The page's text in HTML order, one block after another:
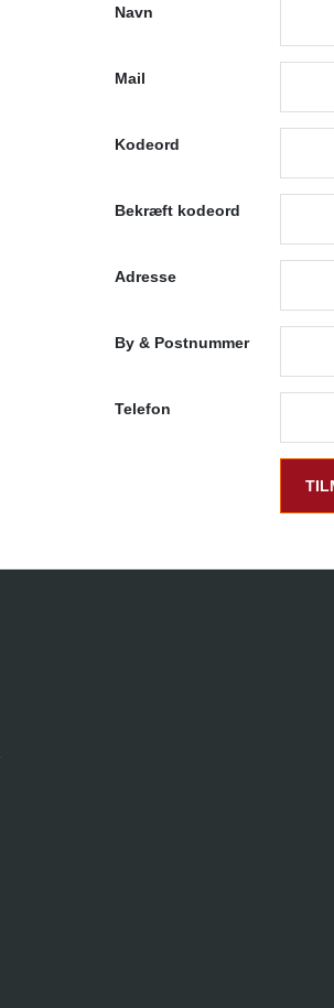
Navn
Mail
Kodeord
Bekræft kodeord
Adresse
By & Postnummer
Telefon